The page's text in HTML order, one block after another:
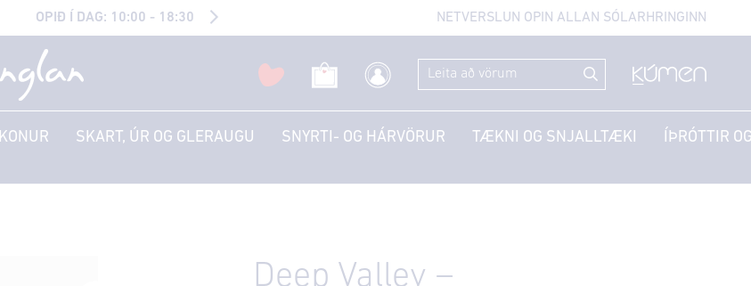
OPIÐ Í DAG: 10:00 - 18:30 NETVERSLUN OPIN ALLAN SÓLARHRINGINN
KONUR SKART, ÚR OG GLERAUGU SNYRTI- OG HÁRVÖRUR TÆKNI OG SNJALLTÆKI ÍÞRÓTTIR
Deep Valley –